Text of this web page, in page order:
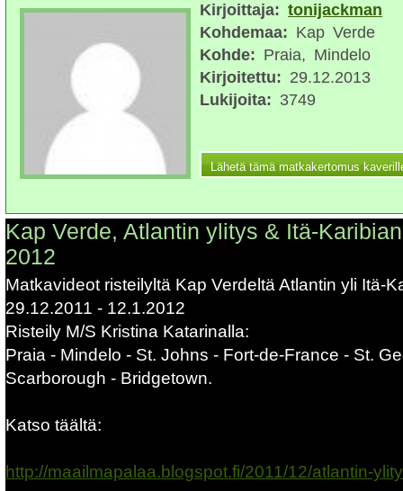
Kirjoittaja: tonijackman
Kohdemaa: Kap Verde
Kohde: Praia, Mindelo
Kirjoitettu: 29.12.2013
Lukijoita: 3749
Kap Verde, Atlantin ylitys & Itä-
2012
Matkavideot risteilyltä Kap Verdeltä Atlantin yli Itä-
29.12.2011 - 12.1.2012
Risteily M/S Kristina Katarinalla:
Praia - Mindelo - St. Johns - Fort-de-France - St.
Scarborough - Bridgetown.
Katso täältä:
http://maailmapalaa.blogspot.fi/2011/12/atlantin-